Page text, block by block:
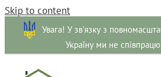
Skip to content
Увага! У зв’язку з
Україну ми не